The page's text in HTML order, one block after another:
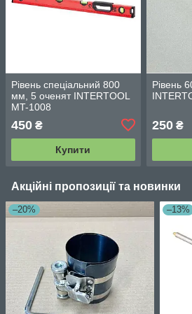
Рівень спеціальний 800
мм, 5 оченят INTERTOOL
MT-1008
450 ₴
Купити
Рівень
250₴
Акційні пропозиції та новинки
–20% –13%